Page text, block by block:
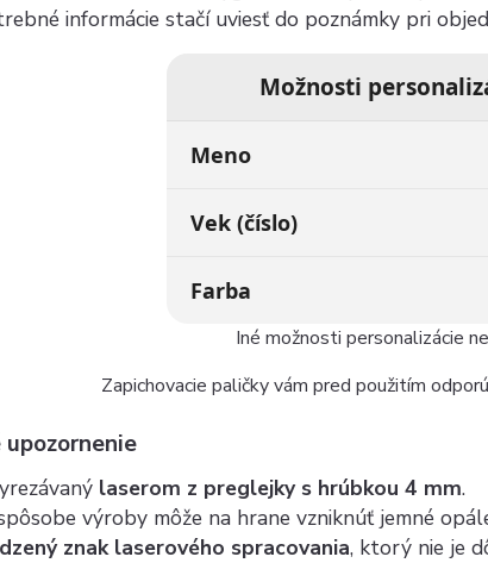
informácie stačí uviesť do poznámky pri
Možnosti
Meno
Vek (číslo)
Farba
Iné možnosti personalizácie
Zapichovacie paličky vám pred použitím
upozornenie
laserom z preglejky s hrúbkou 4 mm.
výroby môže na hrane vzniknúť jemné
znak laserového spracovania, ktorý nie je